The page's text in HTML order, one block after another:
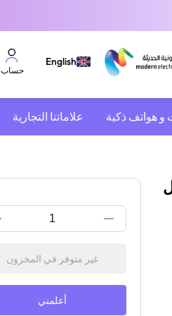
English
حساب
و هواتف ذكية علاماتنا التجارية
غير متوفر في المخزون
أعلمني